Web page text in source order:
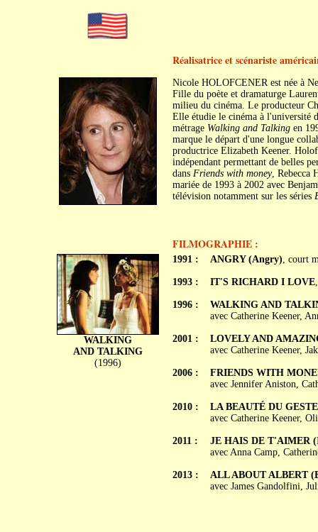
Réalisatrice et scénariste
Nicole HOLOFCENER est née à
Fille du poète et dramaturge
milieu du cinéma. Le producteur
Elle étudie le cinéma à l'université
métrage Walking and Talkingen
marque le départ d'une longue
productrice Elizabeth Keener.
indépendant permettant de belles
dans Friends with money, Rebecca
mariée de 1993 à 2002 avec
télévision notamment sur les séries
FILMOGRAPHIE :
WALKING
AND TALKING
(1996)
1991 :
1993 :
1996 :
2001 :
2006 :
2010 :
2011 :
2013 :
ANGRY (Angry), court
IT'S RICHARD I LOVE
WALKING AND
avec Catherine Keener,
LOVELY AND
avec Catherine Keener,
FRIENDS WITH
avec Jennifer Aniston,
LA BEAUTÉ DU
avec Catherine Keener,
JE HAIS DE T'AIMER
avec Anna Camp,
ALL ABOUT ALBERT
avec James Gandolfini,